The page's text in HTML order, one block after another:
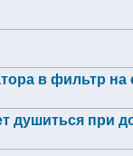
в фильтр на
душиться при